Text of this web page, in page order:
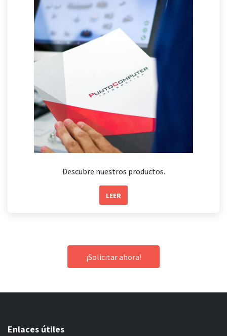
Descubre nuestros productos.
LEER
¡Solicitar ahora!
Enlaces útiles